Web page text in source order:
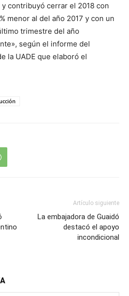
contribuyó cerrar el 2018 con
menor al del año 2017 y con un
trimestre del año
según el informe del
la UADE que elaboró el
Artículo siguiente
La embajadora de Guaidó
destacó el apoyo
incondicional